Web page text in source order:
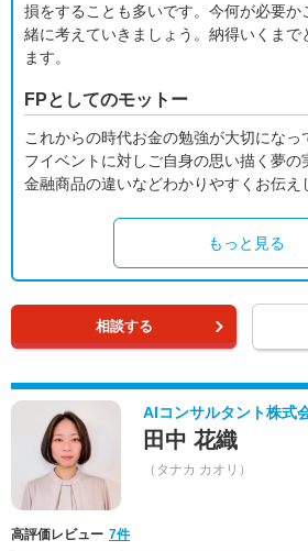
損をすることも多いです。今何が必要か
緒に考えていきましょう。納得いくまで
ます。
FPとしてのモットー
これからの時代お金の勉強が大切になっ
フイベントに対しご自身の思い描く夢の
金融商品の違いなどわかりやすくお伝え
もっと見る
相談する
AIコンサルタント株式
田中 花織
（タナカ カオリ）
高評価レビュー 7件